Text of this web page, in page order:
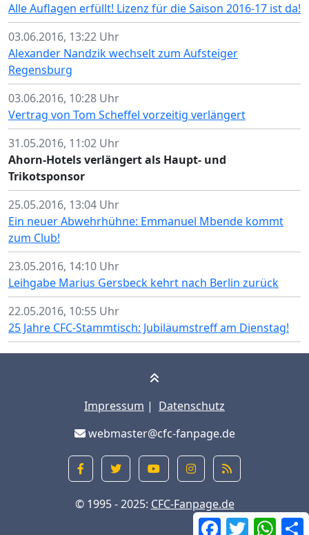
Facebook
Twitter
Alle Auflagen erfüllt! Lizenz für die Saison 2016-17 ist da!
03.06.2016, 13:22 Uhr
Alexander Nandzik wechselt zum Aufsteiger
Regensburg
03.06.2016, 10:28 Uhr
Vertrag von Tom Scheffel vorzeitig verlängert
31.05.2016, 11:02 Uhr
Ahorn-Hotels verlängert als Haupt- und
Trikotsponsor
25.05.2016, 13:04 Uhr
Ein neuer Abwehrhühne: Emmanuel Mbende kommt
zum Club!
23.05.2016, 14:10 Uhr
Leihgabe Marius Gersbeck kehrt nach Berlin zurück
22.05.2016, 10:55 Uhr
25 Jahre CFC-Stammtisch: Jubiläumstreff am Dienstag!
Impressum | Datenschutz
webmaster@cfc-fanpage.de
© 1995 - 2025: CFC-Fanpage.de